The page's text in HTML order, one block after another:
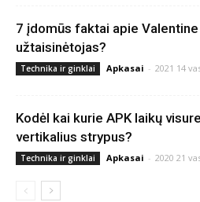
7 įdomūs faktai apie
užtaisinėtojas?
Technika ir ginklai Apkasai - 2021 14
Kodėl kai kurie APK laikų
vertikalius strypus?
Technika ir ginklai Apkasai - 2020 21